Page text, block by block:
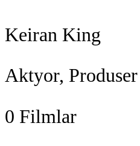
Keiran King
Aktyor, Produser
0 Filmlar